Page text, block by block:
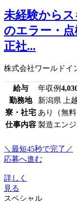
未経験から
のエラー・
正社...
株式会社ワールドイ
給与 年収例
勤務地
新潟県 上
寮・社宅 あり（無料
仕事内容 製造エン
＼最短45秒で完了／
応募へ進む
詳しく
見る
スペシャル